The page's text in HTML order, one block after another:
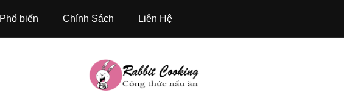
Phổ biến Chính Sách Liên Hệ